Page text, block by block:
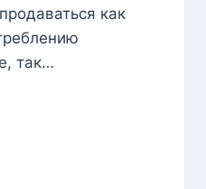
как
так…